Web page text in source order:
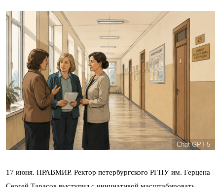
Chat GPT-5
17 июня. ПРАВМИР. Ректор петербургского РГПУ им. Герцена